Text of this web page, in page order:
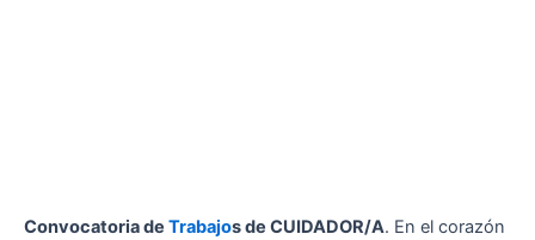
Convocatoria de Trabajos de CUIDADOR/A. En el corazón